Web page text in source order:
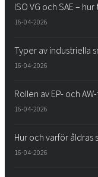
ISO VG och SAE –
16-04-2026
Typer av industriella
16-04-2026
Rollen av EP- och
16-04-2026
Hur och varför åldras
16-04-2026